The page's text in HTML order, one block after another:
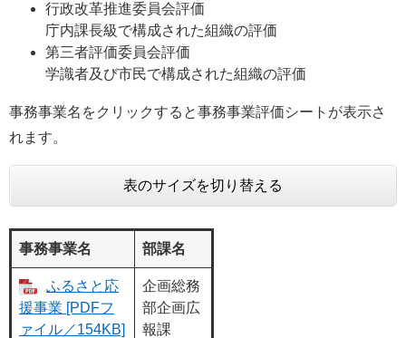
行政改革推進委員会評価
庁内課長級で構成された組織の評価
第三者評価委員会評価
学識者及び市民で構成された組織の評価
事務事業名をクリックすると事務事業評価シートが表示さ
れます。
表のサイズを切り替える
事務事業名 部課名
ふるさと応
援事業 [PDFフ
ァイル／154KB]
企画総務
部企画広
報課